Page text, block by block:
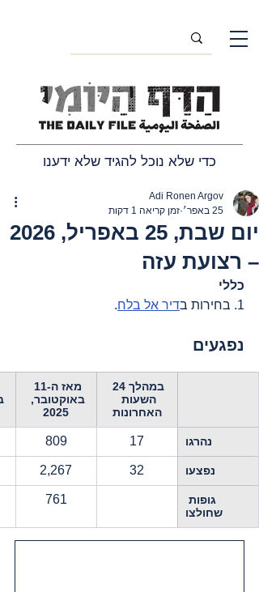
כדי שלא נוכל להגיד שלא ידענו
יום שבת, 25 באפריל, 2026
– רצועת עזה
Adi Ronen Argov
25 באפר׳
זמן קריאה 1 דקות
כללי
1. בחירות ב
דיר אל בלח.
נפגעים
השעות
האחרונות
באוקטובר,
2025
נהרגו 17
809
נפצעו 32
2,267
גופות
שחולצו
761